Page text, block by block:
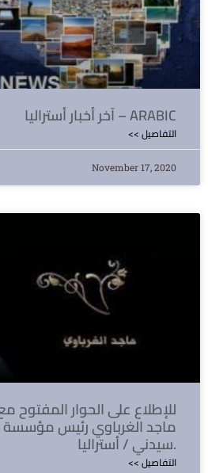
آخر أخبار أستراليا – ARABIC
<< التفاصيل
November 17, 2020
للإطلاع على الحوار المفتوح
ماجد الغرباوي رئيس مؤسسة
سيدني / أستراليا.
<< التفاصيل